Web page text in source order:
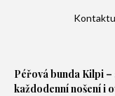
Péřová bunda Kilpi –
každodenní nošení i